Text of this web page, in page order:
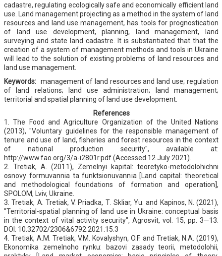
cadastre, regulating ecologically safe and economically efficient land
use. Land management projecting as a method in the system of land
resources and land use management, has tools for prognostication
of land use development, planning, land management, land
surveying and state land cadastre. It is substantiated that that the
creation of a system of management methods and tools in Ukraine
will lead to the solution of existing problems of land resources and
land use management.
Keywords: management of land resources and land use; regulation
of land relations; land use administration; land management;
territorial and spatial planning of land use development.
References
1. The Food and Agriculture Organization of the United Nations
(2013), "Voluntary guidelines for the responsible management of
tenure and use of land, fisheries and forest resources in the context
of national production security", available at:
http://www.fao.org/3/a-i2801r.pdf (Accessed 12 July 2021).
2. Tretiak, A. (2011), Zemelnyi kapital: teoretyko-metodolohichni
osnovy formuvannia ta funktsionuvannia [Land capital: theoretical
and methodological foundations of formation and operation],
SPOLOM, Lviv, Ukraine.
3. Tretiak, A. Tretiak, V. Priadka, Т. Skliar, Yu. and Kapinos, N. (2021),
"Territorial-spatial planning of land use in Ukraine: conceptual basis
in the context of vital activity security", Agrosvit, vol. 15, pp. 3—13.
DOI: 10.32702/2306&6792.2021.15.3
4. Tretiak, A.M. Tretiak, V.M. Kovalyshyn, O.F. and Tretiak, N.A. (2019),
Ekonomika zemelnoho rynku: bazovi zasady teorii, metodolohii,